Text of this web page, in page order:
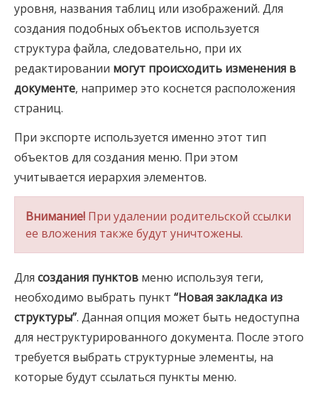
уровня, названия таблиц или изображений. Для
создания подобных объектов используется
структура файла, следовательно, при их
редактировании могут происходить изменения в
документе, например это коснется расположения
страниц.
При экспорте используется именно этот тип
объектов для создания меню. При этом
учитывается иерархия элементов.
Внимание! При удалении родительской ссылки
ее вложения также будут уничтожены.
Для создания пунктов меню используя теги,
необходимо выбрать пункт “Новая закладка из
структуры”. Данная опция может быть недоступна
для неструктурированного документа. После этого
требуется выбрать структурные элементы, на
которые будут ссылаться пункты меню.